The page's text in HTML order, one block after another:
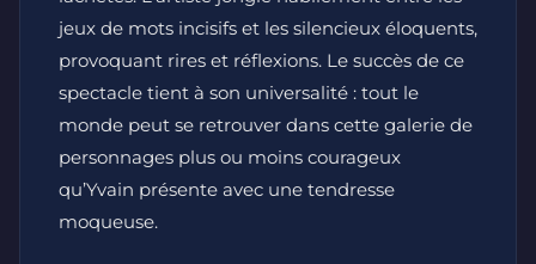
jeux de mots incisifs et les silencieux éloquents,
provoquant rires et réflexions. Le succès de ce
spectacle tient à son universalité : tout le
monde peut se retrouver dans cette galerie de
personnages plus ou moins courageux
qu’Yvain présente avec une tendresse
moqueuse.